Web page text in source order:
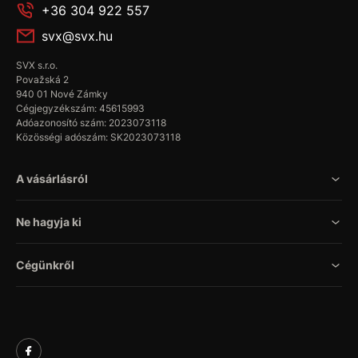
+36 304 922 557
svx@svx.hu
SVX s.r.o.
Považská 2
940 01 Nové Zámky
Cégjegyzékszám: 45615993
Adóazonosító szám: 2023073118
Közösségi adószám: SK2023073118
A vásárlásról
Ne hagyja ki
Cégünkről